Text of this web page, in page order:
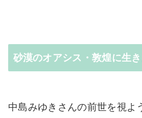
砂漠のオアシス・敦煌に生
中島みゆきさんの前世を視よ